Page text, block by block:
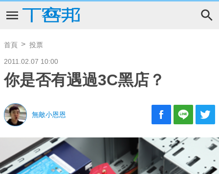
首頁 投票
2011.02.07 10:00
你是否有遇過3C黑店？
無敵小恩恩